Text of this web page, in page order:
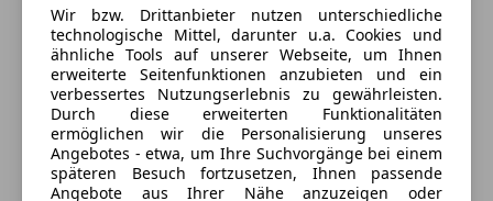
Alufelgen
Schaltwippen
Sprachsteuerung
Anbieter auf AutoScout24 seit 2011
Verkauf
Geöffnet
Schließt um 12:00
Schloss Oberweis 3,
4664 Oberweis, AT
Wir bzw. Drittanbieter nutzen unterschiedliche
technologische Mittel, darunter u.a. Cookies und
ähnliche Tools auf unserer Webseite, um Ihnen
erweiterte Seitenfunktionen anzubieten und ein
verbessertes Nutzungserlebnis zu gewährleisten.
Durch diese erweiterten Funktionalitäten
ermöglichen wir die Personalisierung unseres
Angebotes - etwa, um Ihre Suchvorgänge bei einem
späteren Besuch fortzusetzen, Ihnen passende
Angebote aus Ihrer Nähe anzuzeigen oder